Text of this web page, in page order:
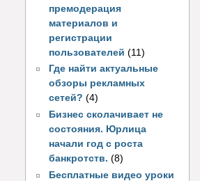
премодерация
материалов и
регистрации
пользователей(11)
Где найти актуальные
обзоры рекламных
сетей? (4)
Бизнес сколачивает не
состояния. Юрлица
начали год с роста
банкротств. (8)
Бесплатные видео уроки